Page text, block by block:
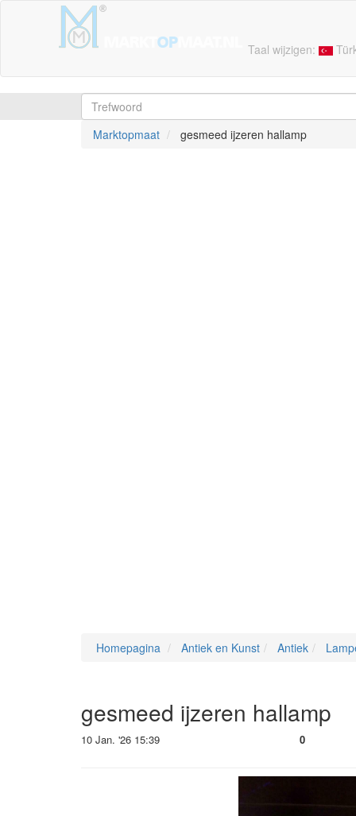
Taal wijzigen:
Marktopmaat gesmeed ijzeren hallamp
Homepagina Antiek en Kunst Antiek
gesmeed ijzeren hallamp
10 Jan. '26 15:39 0